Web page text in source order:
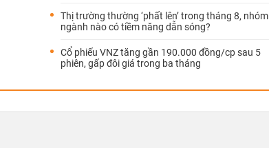
Thị trường thường ‘phất lên’ trong tháng 8, nhóm
ngành nào có tiềm năng dẫn sóng?
Cổ phiếu VNZ tăng gần 190.000 đồng/cp sau 5
phiên, gấp đôi giá trong ba tháng